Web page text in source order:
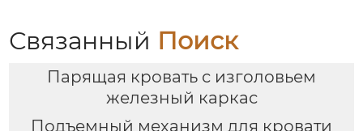
Связанный Поиск
Парящая кровать с изголовьем
железный каркас
Подъемный механизм для кровати